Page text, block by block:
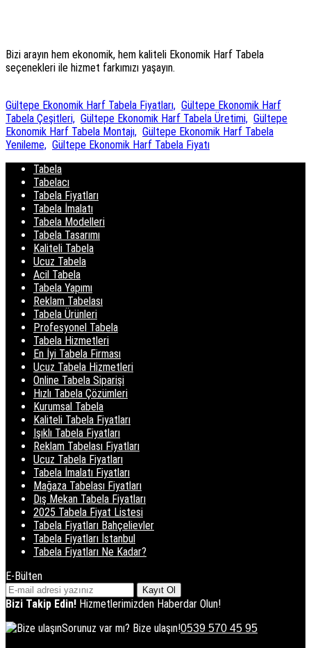
Bizi arayın hem ekonomik, hem kaliteli Ekonomik Harf Tabela
seçenekleri ile hizmet farkımızı yaşayın.
Gültepe Ekonomik Harf Tabela Fiyatları, Gültepe Ekonomik Harf
Tabela Çeşitleri, Gültepe Ekonomik Harf Tabela Üretimi, Gültepe
Ekonomik Harf Tabela Montajı, Gültepe Ekonomik Harf Tabela
Yenileme, Gültepe Ekonomik Harf Tabela Fiyatı
Tabela
Tabelacı
Tabela Fiyatları
Tabela İmalatı
Tabela Modelleri
Tabela Tasarımı
Kaliteli Tabela
Ucuz Tabela
Acil Tabela
Tabela Yapımı
Reklam Tabelası
Tabela Ürünleri
Profesyonel Tabela
Tabela Hizmetleri
En İyi Tabela Firması
Ucuz Tabela Hizmetleri
Online Tabela Siparişi
Hızlı Tabela Çözümleri
Kurumsal Tabela
Kaliteli Tabela Fiyatları
Işıklı Tabela Fiyatları
Reklam Tabelası Fiyatları
Ucuz Tabela Fiyatları
Tabela İmalatı Fiyatları
Mağaza Tabelası Fiyatları
Dış Mekan Tabela Fiyatları
2025 Tabela Fiyat Listesi
Tabela Fiyatları Bahçelievler
Tabela Fiyatları İstanbul
Tabela Fiyatları Ne Kadar?
E-Bülten
Kayıt Ol
Bizi Takip Edin! Hizmetlerimizden Haberdar Olun!
Sorunuz var mı? Bize ulaşın!0539 570 45 95